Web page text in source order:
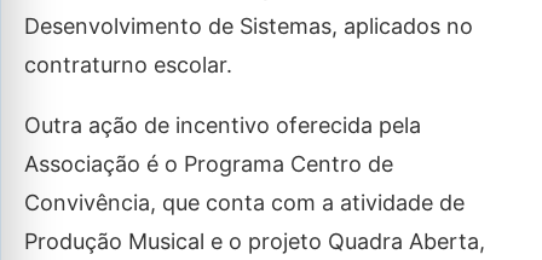
Desenvolvimento de Sistemas, aplicados no
contraturno escolar.
Outra ação de incentivo oferecida pela
Associação é o Programa Centro de
Convivência, que conta com a atividade de
Produção Musical e o projeto Quadra Aberta,